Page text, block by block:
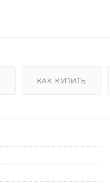
КАК КУПИТЬ